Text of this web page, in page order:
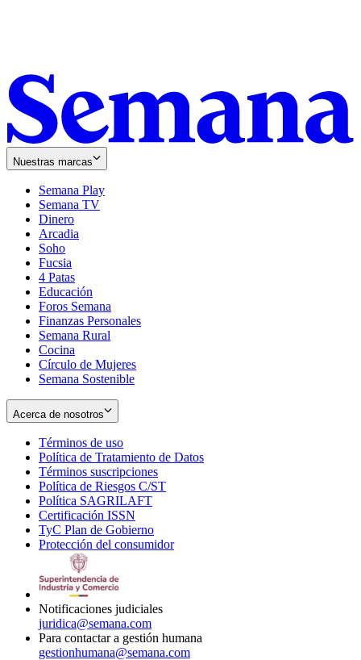
Nuestras marcas
Semana Play
Semana TV
Dinero
Arcadia
Soho
in
new
window
Fucsia
in
new
window
4 Patas
Educación
Foros Semana
Finanzas Personales
Semana Rural
Cocina
Círculo de Mujeres
Semana Sostenible
Acerca de nosotros
Términos de uso
in
new
window
Política de Tratamiento de Datos
Términos suscripciones
in
Política de Riesgos C/ST
Política SAGRILAFT
new
window
Certificación ISSN
in
new
TyC Plan de Gobierno
in
Protección del consumidorOpens
Notificaciones judiciales
juridica@semana.com
Para contactar a gestión humana
gestionhumana@semana.com